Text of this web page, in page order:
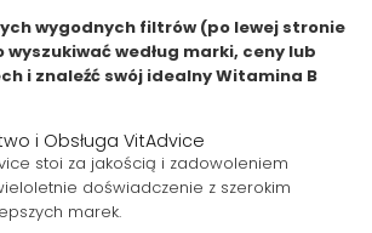
wygodnych filtrów (po lewej stronie
wyszukiwać według marki, ceny lub
i znaleźć swój idealny Witamina B
i Obsługa VitAdvice
stoi za jakością i zadowoleniem
doświadczenie z szerokim
marek.